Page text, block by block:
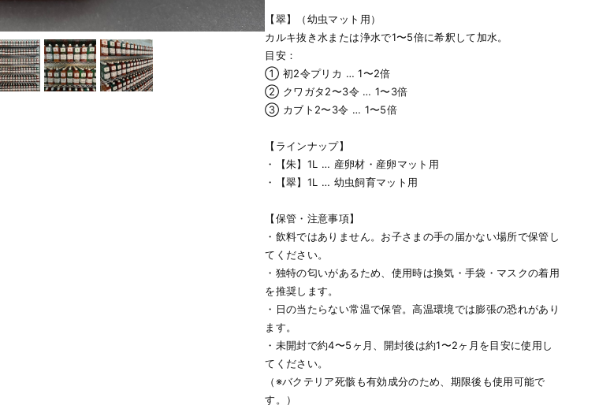
【翠】（幼虫マット用）
カルキ抜き水または浄水で1〜5倍に希釈して加水。
目安：
① 初2令プリカ … 1〜2倍
② クワガタ2〜3令 … 1〜3倍
③ カブト2〜3令 … 1〜5倍
【ラインナップ】
・【朱】1L … 産卵材・産卵マット用
・【翠】1L … 幼虫飼育マット用
【保管・注意事項】
・飲料ではありません。お子さまの手の届かない場所で保管し
てください。
・独特の匂いがあるため、使用時は換気・手袋・マスクの着用
を推奨します。
・日の当たらない常温で保管。高温環境では膨張の恐れがあり
ます。
・未開封で約4〜5ヶ月、開封後は約1〜2ヶ月を目安に使用し
てください。
（※バクテリア死骸も有効成分のため、期限後も使用可能で
す。）